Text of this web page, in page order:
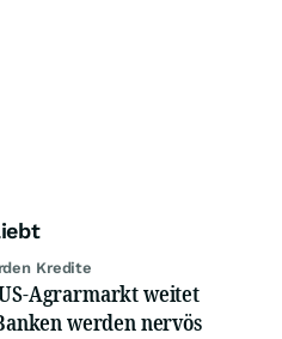
Kredite
Agrarmarkt weitet
werden nervös